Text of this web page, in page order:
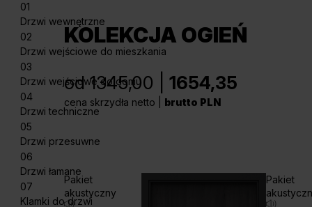
01
Drzwi wewnętrzne
02
Drzwi wejściowe do mieszkania
03
Drzwi wejściowe do domu
04
Drzwi techniczne
05
Drzwi przesuwne
06
Drzwi łamane
07
Klamki do drzwi
KOLEKCJA OGIEŃ
od 1345,00 | 1654,35
cena skrzydła netto | brutto PLN
Pakiet
akustyczny
Pakiet